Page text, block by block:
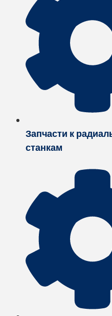
Запчасти к
станкам